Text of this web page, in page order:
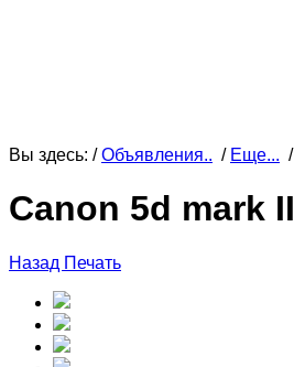
Вы здесь: /Объявления.. / Еще... /
Canon 5d mark II
Назад Печать